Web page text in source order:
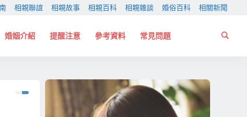
相親聯誼 相親故事 相親百科 相親雜談 婚俗百科 相關新聞
婚姻介紹 提醒注意 參考資料 常見問題